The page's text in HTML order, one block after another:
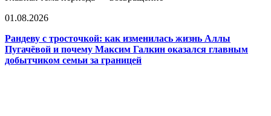
01.08.2026
Рандеву с тросточкой: как изменилась жизнь Аллы
Пугачёвой и почему Максим Галкин оказался главным
добытчиком семьи за границей